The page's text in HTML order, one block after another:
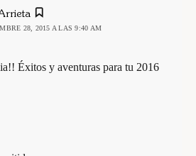
28, 2015 A LAS 9:40 AM
Éxitos y aventuras para tu 2016